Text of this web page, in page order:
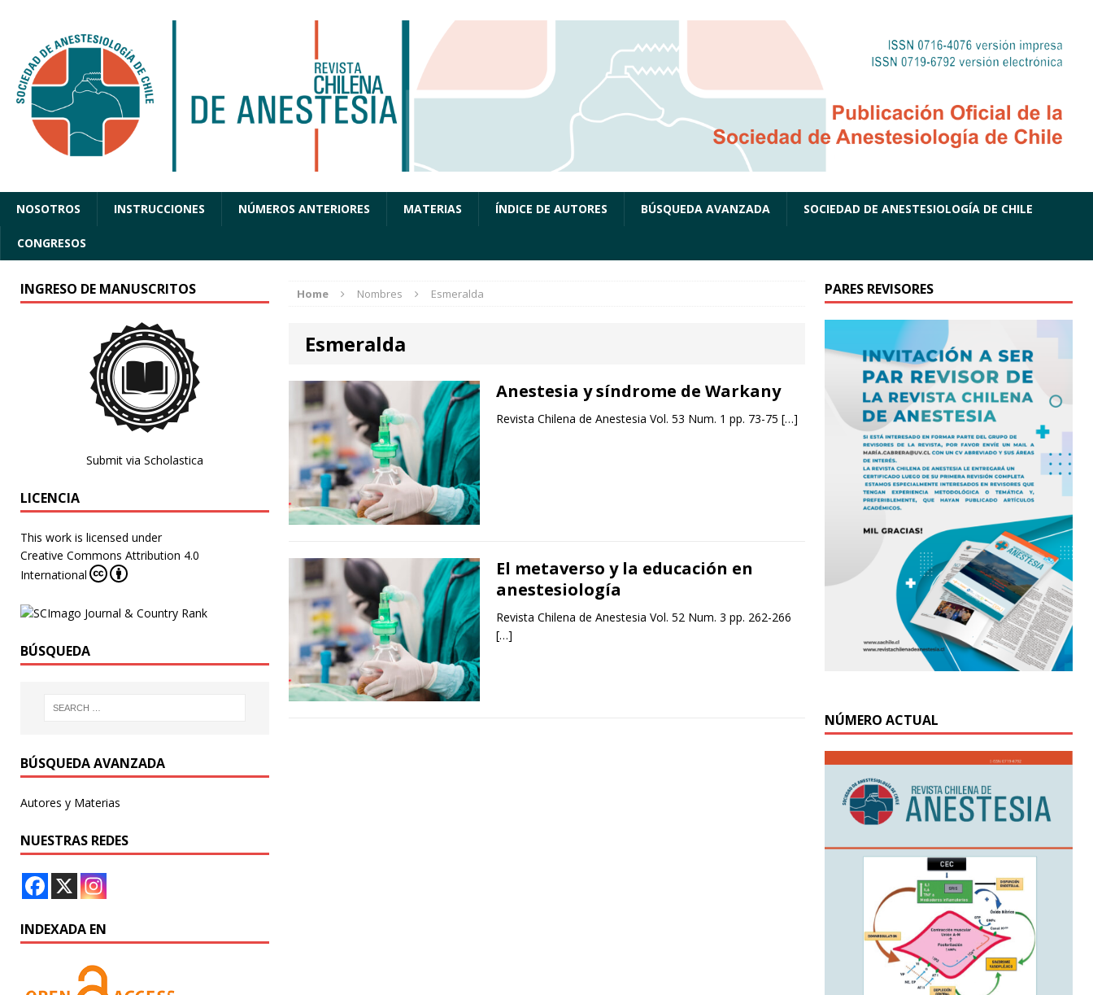
NOSOTROS INSTRUCCIONES NÚMEROS ANTERIORES MATERIAS ÍNDICE DE AUTORES BÚSQUEDA AVANZADA SOCIEDAD DE ANESTESIOLOGÍA DE CHILE
CONGRESOS
Home Nombres Esmeralda
Esmeralda
Anestesia y síndrome de Warkany
Revista Chilena de Anestesia Vol. 53 Num. 1 pp. 73-75 […]
El metaverso y la educación en
anestesiología
Revista Chilena de Anestesia Vol. 52 Num. 3 pp. 262-266
[…]
INGRESO DE MANUSCRITOS
Submit via Scholastica
LICENCIA
This work is licensed under
Creative Commons Attribution 4.0
International
BÚSQUEDA
BÚSQUEDA AVANZADA
Autores y Materias
NUESTRAS REDES
INDEXADA EN
PARES REVISORES
NÚMERO ACTUAL